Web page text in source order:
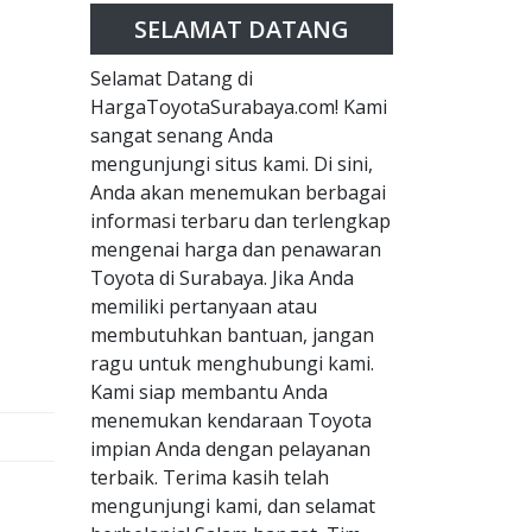
SELAMAT DATANG
Selamat Datang di
HargaToyotaSurabaya.com! Kami
sangat senang Anda
mengunjungi situs kami. Di sini,
Anda akan menemukan berbagai
informasi terbaru dan terlengkap
mengenai harga dan penawaran
Toyota di Surabaya. Jika Anda
memiliki pertanyaan atau
membutuhkan bantuan, jangan
ragu untuk menghubungi kami.
Kami siap membantu Anda
menemukan kendaraan Toyota
impian Anda dengan pelayanan
terbaik. Terima kasih telah
mengunjungi kami, dan selamat